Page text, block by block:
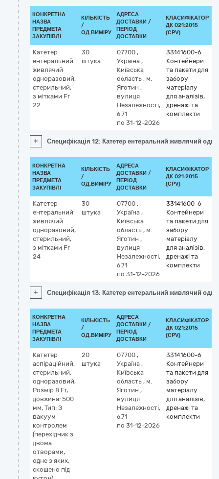
КОНКРЕТНА
НАЗВА
ПРЕДМЕТА
ЗАКУПІВЛІ
КІЛЬКІСТЬ
/
ОД.ВИМІРУ
АДРЕСА
ДОСТАВКИ /
ПЕРІОД
ДОСТАВКИ
КЛАСИФІКАТОР
ДК 021:2015
(CPV)
Катетер
ентеральний
живлячий
одноразовий,
стерильний,
з мітками Fr
22
30
штука
07700 ,
Україна ,
Київська
область , м.
Яготин ,
вулиця
Незалежності,
б.71
по 31-12-2026
33141600-6
Контейнери
та пакети для
забору
матеріалу
для аналізів,
дренажі та
комплекти
+ Специфікація 12: Катетер ентеральний живлячий
КОНКРЕТНА
НАЗВА
ПРЕДМЕТА
ЗАКУПІВЛІ
КІЛЬКІСТЬ
/
ОД.ВИМІРУ
АДРЕСА
ДОСТАВКИ /
ПЕРІОД
ДОСТАВКИ
КЛАСИФІКАТОР
ДК 021:2015
(CPV)
Катетер
ентеральний
живлячий
одноразовий,
стерильний,
з мітками Fr
24
30
штука
07700 ,
Україна ,
Київська
область , м.
Яготин ,
вулиця
Незалежності,
б.71
по 31-12-2026
33141600-6
Контейнери
та пакети для
забору
матеріалу
для аналізів,
дренажі та
комплекти
+ Специфікація 13: Катетер ентеральний живлячий
КОНКРЕТНА
НАЗВА
ПРЕДМЕТА
ЗАКУПІВЛІ
КІЛЬКІСТЬ
/
ОД.ВИМІРУ
АДРЕСА
ДОСТАВКИ /
ПЕРІОД
ДОСТАВКИ
КЛАСИФІКАТОР
ДК 021:2015
(CPV)
Катетер
аспіраційний,
стерильний,
одноразовий,
Розмір 8 Fr,
довжина: 500
мм, Тип: З
вакуум-
контролем
(перехідник з
двома
отворами,
одне з яких,
скошено під
20
штука
07700 ,
Україна ,
Київська
область , м.
Яготин ,
вулиця
Незалежності,
б.71
по 31-12-2026
33141600-6
Контейнери
та пакети для
забору
матеріалу
для аналізів,
дренажі та
комплекти